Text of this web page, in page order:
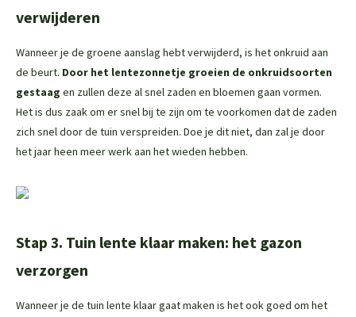
verwijderen
Wanneer je de groene aanslag hebt verwijderd, is het onkruid aan
de beurt. Door het lentezonnetje groeien de onkruidsoorten
gestaag en zullen deze al snel zaden en bloemen gaan vormen.
Het is dus zaak om er snel bij te zijn om te voorkomen dat de zaden
zich snel door de tuin verspreiden. Doe je dit niet, dan zal je door
het jaar heen meer werk aan het wieden hebben.
Stap 3. Tuin lente klaar maken: het gazon
verzorgen
Wanneer je de tuin lente klaar gaat maken is het ook goed om het